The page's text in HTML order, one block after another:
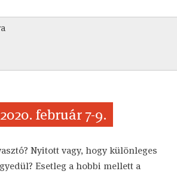
február 7-9.
Nyitott vagy, hogy különleges
Esetleg a hobbi mellett a